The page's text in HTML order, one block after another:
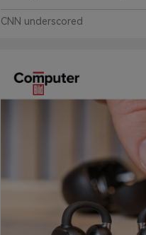
CNN underscored